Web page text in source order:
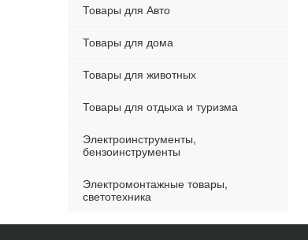
Товары для Авто
Товары для дома
Товары для животных
Товары для отдыха и туризма
Электроинструменты,
бензоинструменты
Электромонтажные товары,
светотехника